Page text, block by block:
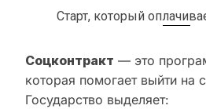
Старт, который
Соцконтракт — это
которая помогает выйти на
Государство выделяет: